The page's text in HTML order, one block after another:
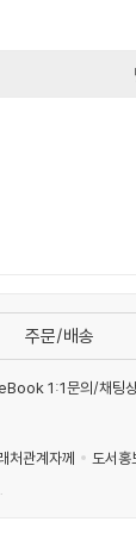
주문/배송
1:1문의/채팅
처관계자께 도서홍